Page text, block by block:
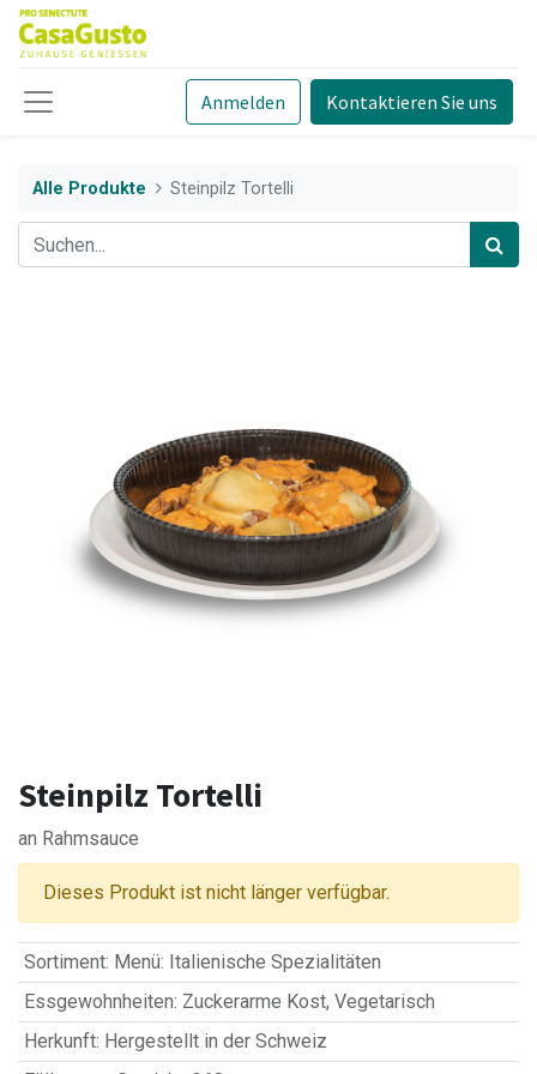
Anmelden Kontaktieren Sie uns
Alle Produkte Steinpilz Tortelli
Steinpilz Tortelli
an Rahmsauce
Dieses Produkt ist nicht länger verfügbar.
Sortiment: Menü: Italienische Spezialitäten
Essgewohnheiten: Zuckerarme Kost, Vegetarisch
Herkunft: Hergestellt in der Schweiz